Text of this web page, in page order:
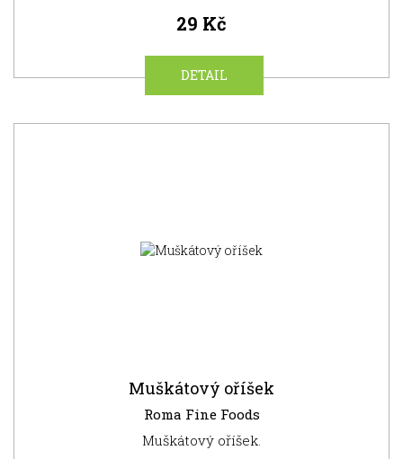
29 Kč
DETAIL
Muškátový oříšek
Roma Fine Foods
Muškátový oříšek.